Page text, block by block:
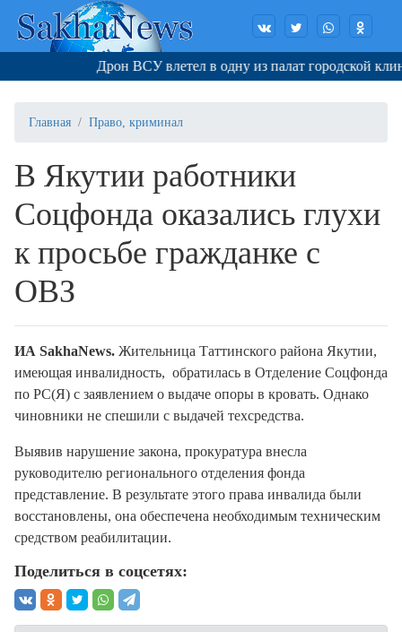
Дрон ВСУ влетел в одну из палат городской
Главная Право, криминал
В Якутии работники
Соцфонда оказались глухи
к просьбе гражданке с
ОВЗ
ИА SakhaNews. Жительница Таттинского района Якутии,
имеющая инвалидность, обратилась в Отделение Соцфонда
по РС(Я) с заявлением о выдаче опоры в кровать. Однако
чиновники не спешили с выдачей техсредства.
Выявив нарушение закона, прокуратура внесла
руководителю регионального отделения фонда
представление. В результате этого права инвалида были
восстановлены, она обеспечена необходимым техническим
средством реабилитации.
Поделиться в соцсетях: